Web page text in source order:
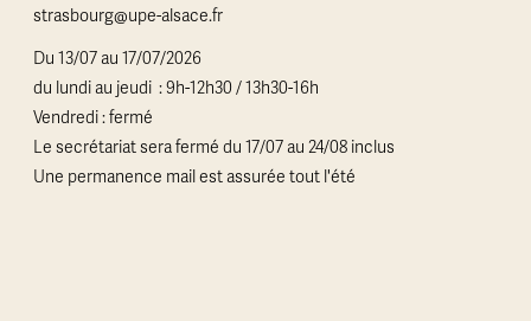
strasbourg@upe-alsace.fr
Du 13/07 au 17/07/2026
du lundi au jeudi : 9h-12h30 / 13h30-16h
Vendredi : fermé
Le secrétariat sera fermé du 17/07 au 24/08 inclus
Une permanence mail est assurée tout l'été